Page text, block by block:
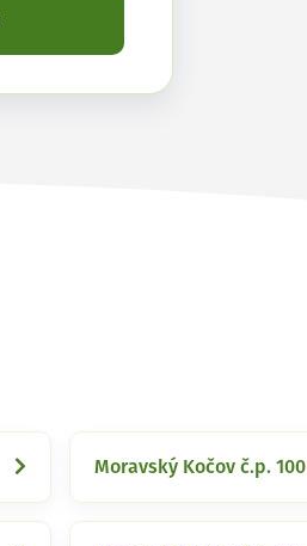
Moravský Kočov č.p. 100